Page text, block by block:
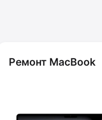
Ремонт MacBook